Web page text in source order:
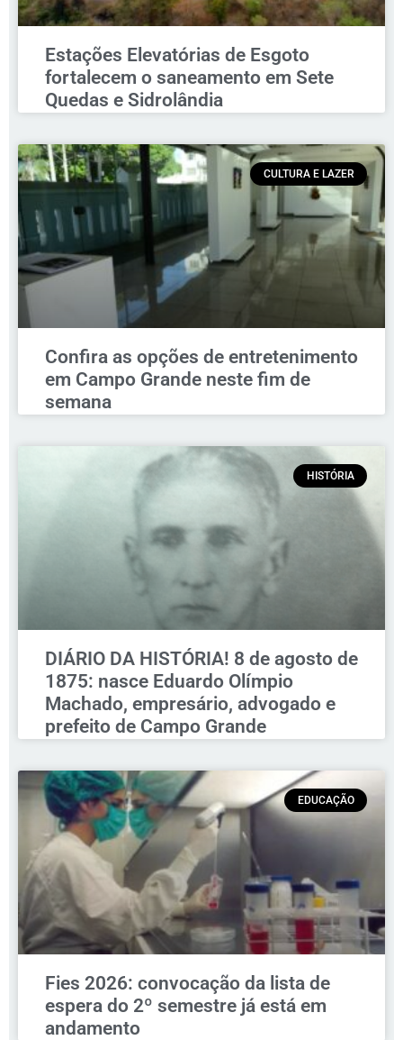
Estações Elevatórias de Esgoto
fortalecem o saneamento em Sete
Quedas e Sidrolândia
CULTURA E LAZER
Confira as opções de entretenimento
em Campo Grande neste fim de
semana
HISTÓRIA
DIÁRIO DA HISTÓRIA! 8 de agosto de
1875: nasce Eduardo Olímpio
Machado, empresário, advogado e
prefeito de Campo Grande
EDUCAÇÃO
Fies 2026: convocação da lista de
espera do 2º semestre já está em
andamento